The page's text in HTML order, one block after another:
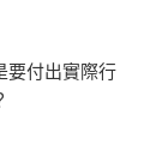
要付出實際行